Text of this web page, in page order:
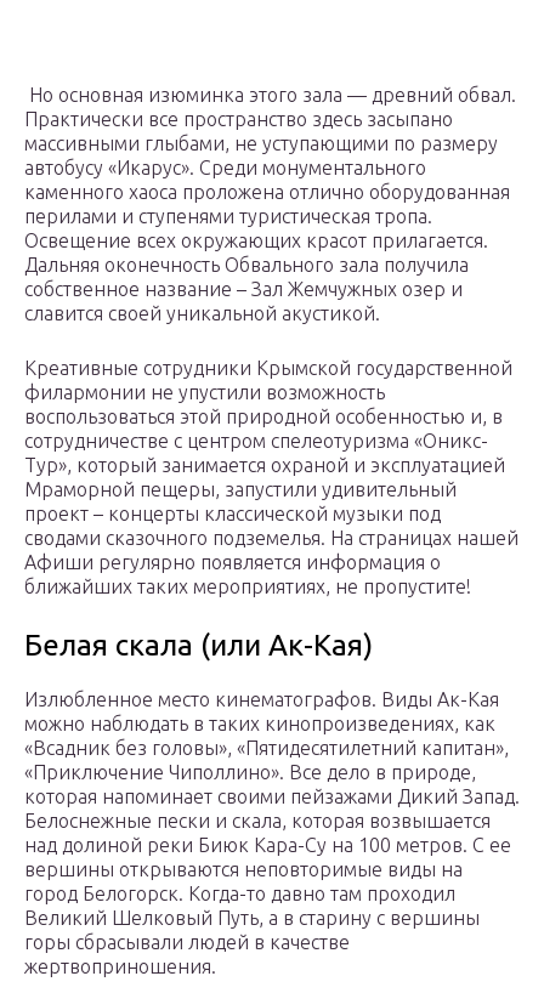
Но основная изюминка этого зала — древний обвал.
Практически все пространство здесь засыпано
массивными глыбами, не уступающими по размеру
автобусу «Икарус». Среди монументального
каменного хаоса проложена отлично оборудованная
перилами и ступенями туристическая тропа.
Освещение всех окружающих красот прилагается.
Дальняя оконечность Обвального зала получила
собственное название – Зал Жемчужных озер и
славится своей уникальной акустикой.
Креативные сотрудники Крымской государственной
филармонии не упустили возможность
воспользоваться этой природной особенностью и, в
сотрудничестве с центром спелеотуризма «Оникс-
Тур», который занимается охраной и эксплуатацией
Мраморной пещеры, запустили удивительный
проект – концерты классической музыки под
сводами сказочного подземелья. На страницах нашей
Афиши регулярно появляется информация о
ближайших таких мероприятиях, не пропустите!
Белая скала (или Ак-Кая)
Излюбленное место кинематографов. Виды Ак-Кая
можно наблюдать в таких кинопроизведениях, как
«Всадник без головы», «Пятидесятилетний капитан»,
«Приключение Чиполлино». Все дело в природе,
которая напоминает своими пейзажами Дикий Запад.
Белоснежные пески и скала, которая возвышается
над долиной реки Биюк Кара-Су на 100 метров. С ее
вершины открываются неповторимые виды на
город Белогорск. Когда-то давно там проходил
Великий Шелковый Путь, а в старину с вершины
горы сбрасывали людей в качестве
жертвоприношения.